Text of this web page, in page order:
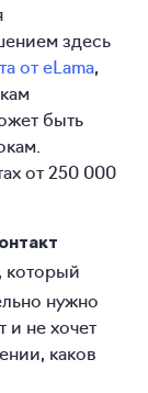
здесь
от eLama,
быть
от 250 000
который
нужно
и не хочет
каков